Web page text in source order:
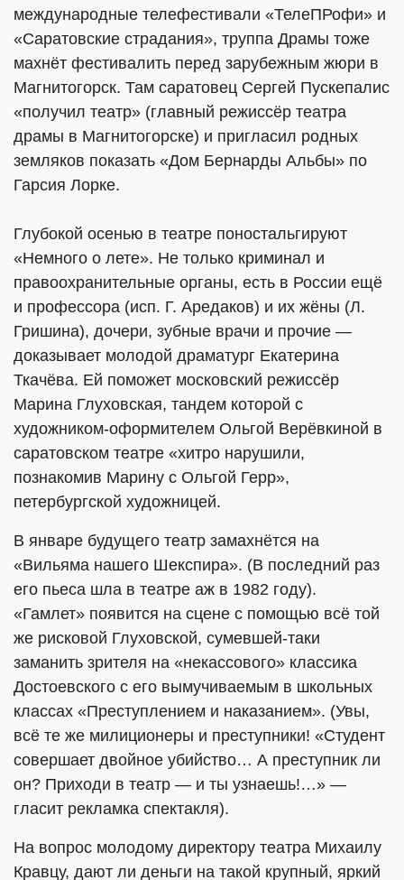
международные телефестивали «ТелеПРофи» и
«Саратовские страдания», труппа Драмы тоже
махнёт фестивалить перед зарубежным жюри в
Магнитогорск. Там саратовец Сергей Пускепалис
«получил театр» (главный режиссёр театра
драмы в Магнитогорске) и пригласил родных
земляков показать «Дом Бернарды Альбы» по
Гарсия Лорке.
Глубокой осенью в театре поностальгируют
«Немного о лете». Не только криминал и
правоохранительные органы, есть в России ещё
и профессора (исп. Г. Аредаков) и их жёны (Л.
Гришина), дочери, зубные врачи и прочие —
доказывает молодой драматург Екатерина
Ткачёва. Ей поможет московский режиссёр
Марина Глуховская, тандем которой с
художником-оформителем Ольгой Верёвкиной в
саратовском театре «хитро нарушили,
познакомив Марину с Ольгой Герр»,
петербургской художницей.
В январе будущего театр замахнётся на
«Вильяма нашего Шекспира». (В последний раз
его пьеса шла в театре аж в 1982 году).
«Гамлет» появится на сцене с помощью всё той
же рисковой Глуховской, сумевшей-таки
заманить зрителя на «некассового» классика
Достоевского с его вымучиваемым в школьных
классах «Преступлением и наказанием». (Увы,
всё те же милиционеры и преступники! «Студент
совершает двойное убийство… А преступник ли
он? Приходи в театр — и ты узнаешь!…» —
гласит рекламка спектакля).
На вопрос молодому директору театра Михаилу
Кравцу, дают ли деньги на такой крупный, яркий